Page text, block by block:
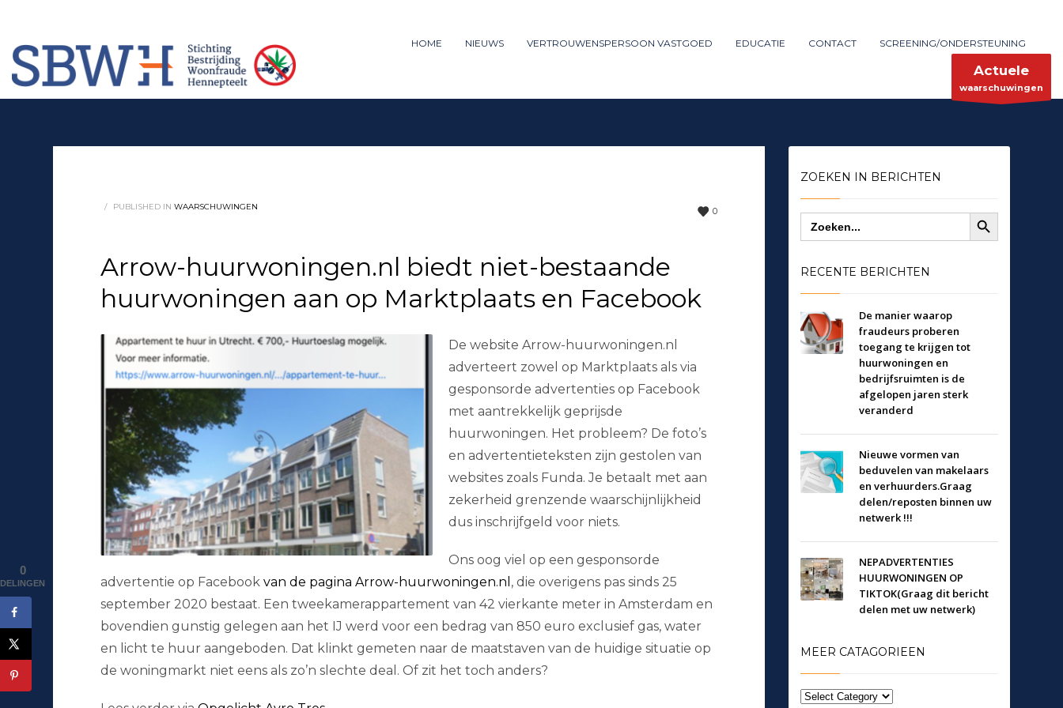
×
1 Login or create new account.
If you still have problems, please let us know, by sending an email to support@website.com . Thank you!
Mon-Fri 9:00AM - 6:00AM
HOME NIEUWS VERTROUWENSPERSOON VASTGOED EDUCATIE CONTACT SCREENING/ONDERSTEUNING
Actuele
waarschuwingen
0
/ PUBLISHED IN WAARSCHUWINGEN
Arrow-huurwoningen.nl biedt niet-bestaande
huurwoningen aan op Marktplaats en Facebook
De website Arrow-huurwoningen.nl
adverteert zowel op Marktplaats als via
gesponsorde advertenties op Facebook
met aantrekkelijk geprijsde
huurwoningen. Het probleem? De foto’s
en advertentieteksten zijn gestolen van
websites zoals Funda. Je betaalt met aan
zekerheid grenzende waarschijnlijkheid
dus inschrijfgeld voor niets.
Ons oog viel op een gesponsorde
advertentie op Facebook van de pagina Arrow-huurwoningen.nl , die overigens pas sinds 25
september 2020 bestaat. Een tweekamerappartement van 42 vierkante meter in Amsterdam en
bovendien gunstig gelegen aan het IJ werd voor een bedrag van 850 euro exclusief gas, water
en licht te huur aangeboden. Dat klinkt gemeten naar de maatstaven van de huidige situatie op
de woningmarkt niet eens als zo’n slechte deal. Of zit het toch anders?
ZOEKEN IN BERICHTEN
Zoek
naar:
Zoekknop
RECENTE BERICHTEN
De manier waarop
fraudeurs proberen
toegang te krijgen tot
huurwoningen en
bedrijfsruimten is de
afgelopen jaren sterk
veranderd
Nieuwe vormen van
beduvelen van makelaars
en verhuurders.Graag
delen/reposten binnen uw
netwerk !!!
NEPADVERTENTIES
HUURWONINGEN OP
TIKTOK(Graag dit bericht
delen met uw netwerk)
MEER CATAGORIEEN
0
DELINGEN